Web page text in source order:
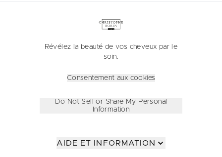
Révélez la beauté de vos cheveux par le
soin.
Consentement aux cookies
Do Not Sell or Share My Personal
Information
AIDE ET INFORMATION